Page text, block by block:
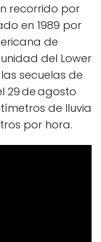
recorrido por
en 1989 por
de
del Lower
secuelas de
29 de agosto
de lluvia
por hora.